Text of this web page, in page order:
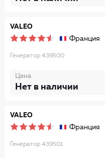
VALEO
Франция
Генератор 439500
Цена
Нет в наличии
VALEO
Франция
Генератор 439501